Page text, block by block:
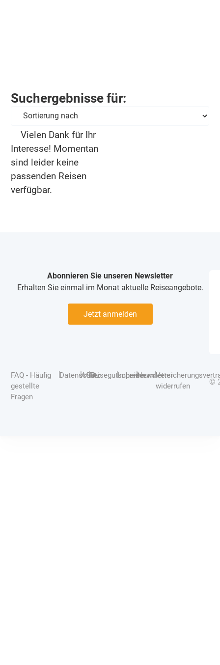
Suchergebnisse für:
Vielen Dank für Ihr
Interesse! Momentan
sind leider keine
passenden Reisen
verfügbar.
Abonnieren Sie unseren Newsletter
Erhalten Sie einmal im Monat aktuelle Reiseangebote.
Jetzt anmelden
FAQ - Häufig
gestellte
Fragen
|Datenschutz
|AGB
|Reisegutscheine
|Impressum
|Newsletter
|
widerrufen
©